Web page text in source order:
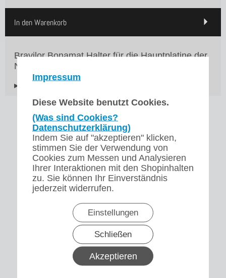
Impressum
Diese Website benutzt Cookies.
(Was sind Cookies?
Datenschutzerklärung)
Indem Sie auf "akzeptieren" klicken,
stimmen Sie der Verwendung von
Cookies zum Messen und Analysieren
Ihrer Interaktionen mit den Shopinhalten
zu. Sie können Ihr Einverständnis
jederzeit widerrufen.
Einstellungen
Schließen
Akzeptieren
In den Warenkorb
Bravilor Bonamat Halter für die Hauptplatine der
Novo
▸Widerrufsbelehrung